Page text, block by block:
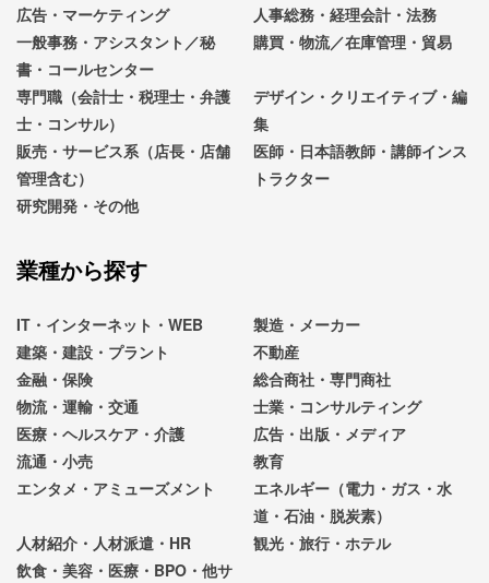
広告・マーケティング
人事総務・経理会計・法務
一般事務・アシスタント／秘
書・コールセンター
購買・物流／在庫管理・貿易
専門職（会計士・税理士・弁護
士・コンサル）
デザイン・クリエイティブ・編
集
販売・サービス系（店長・店舗
管理含む）
医師・日本語教師・講師インス
トラクター
研究開発・その他
業種から探す
IT・インターネット・WEB
製造・メーカー
建築・建設・プラント
不動産
金融・保険
総合商社・専門商社
物流・運輸・交通
士業・コンサルティング
医療・ヘルスケア・介護
広告・出版・メディア
流通・小売
教育
エンタメ・アミューズメント
エネルギー（電力・ガス・水
道・石油・脱炭素）
人材紹介・人材派遣・HR
観光・旅行・ホテル
飲食・美容・医療・BPO・他サ